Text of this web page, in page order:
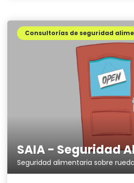
SAIA - Seguridad
Seguridad alimentaria sobre
Consultorías de seguridad